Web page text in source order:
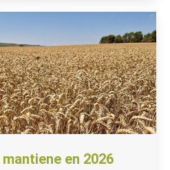
en 2026